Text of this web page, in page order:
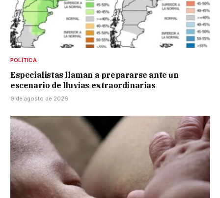
POLÍTICA
Especialistas llaman a prepararse ante un
escenario de lluvias extraordinarias
9 de agosto de 2026